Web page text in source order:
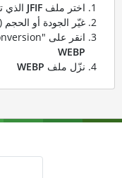
اختر ملف JFIFالذي
غيّر الجودة أو الحجم
انقر على "Start conversion" لتحويل ملفك من
WEBP
نزّل ملف WEBP